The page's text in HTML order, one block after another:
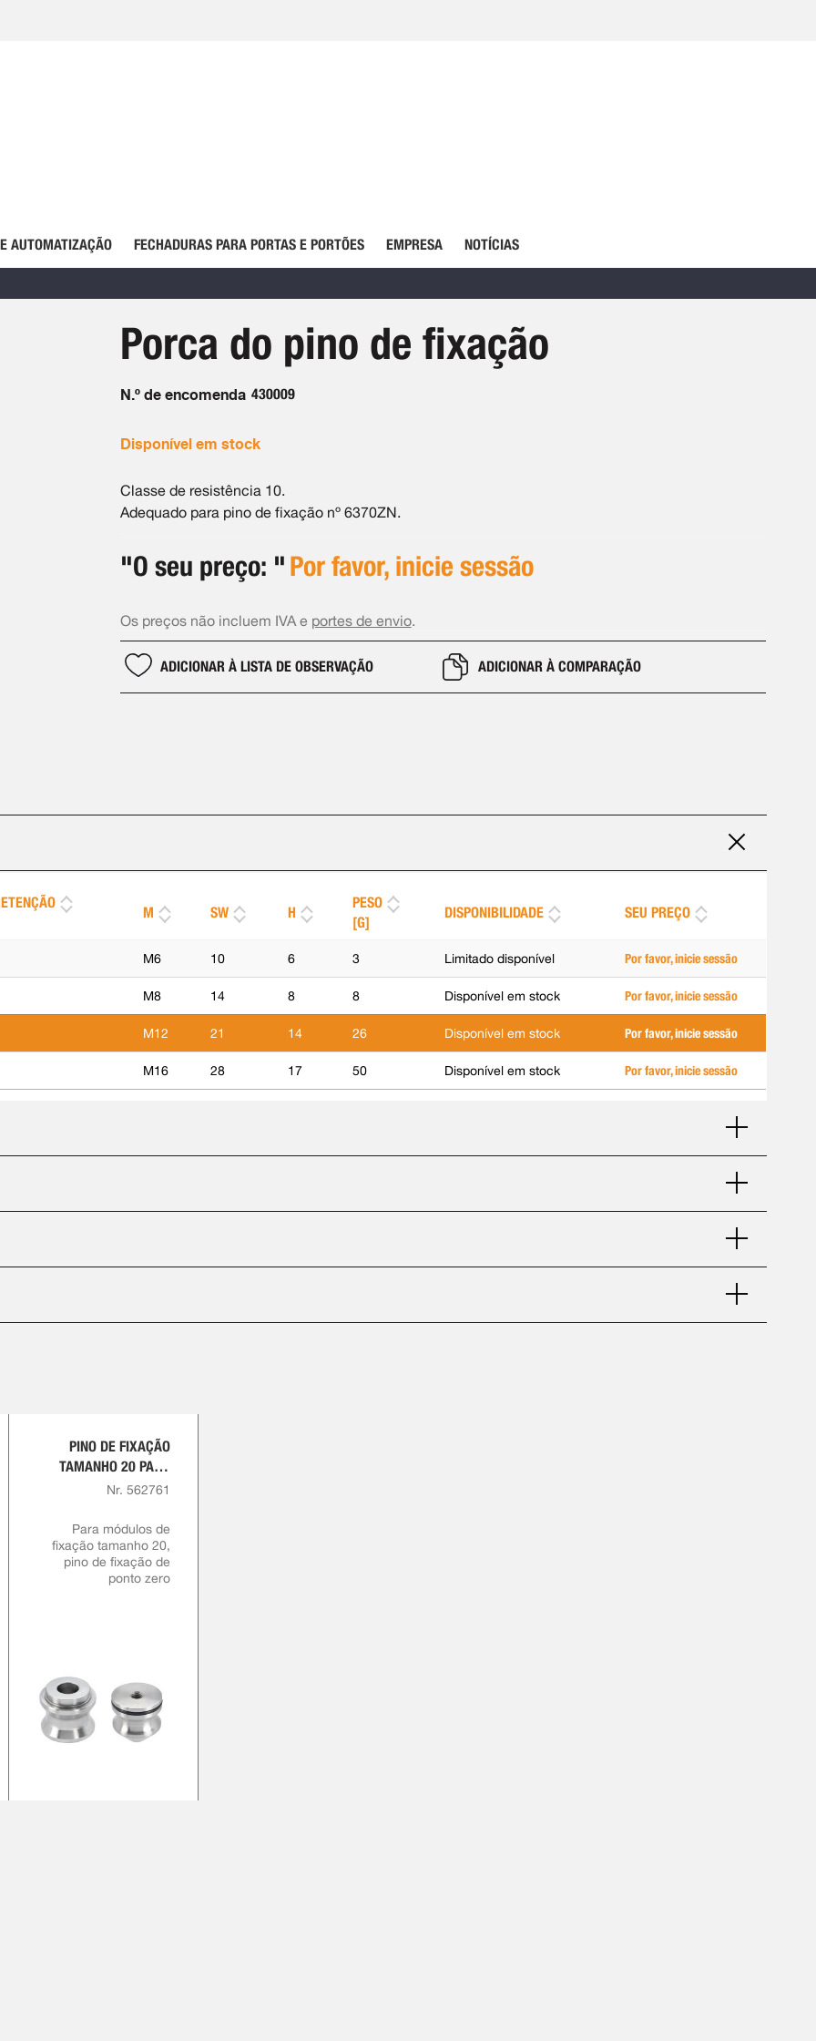
AUTOMATIZAÇÃO FECHADURAS PARA PORTAS E PORTÕES EMPRESA NOTÍCIAS
Porca do pino de fixação
N.º de encomenda 430009
Disponível em stock
Classe de resistência 10.
Adequado para pino de fixação nº 6370ZN.
"O seu preço: "Por favor, inicie sessão
Os preços não incluem IVA e portes de envio.
ADICIONAR À LISTA DE OBSERVAÇÃO ADICIONAR À COMPARAÇÃO
M SW H
PESO
[G]
DISPONIBILIDADE SEU PREÇO
M6 10 6 3 Limitado disponível Por favor, inicie sessão
M8 14 8 8 Disponível em stock Por favor, inicie sessão
M12 21 14 26 Disponível em stock Por favor, inicie sessão
M16 28 17 50 Disponível em stock Por favor, inicie sessão
PINO DE FIXAÇÃO
TAMANHO 20 PARA
PARAFUSO
COM COLAR REDUZIDO
Nr. 562761
Para módulos de
fixação tamanho 20,
pino de fixação de
ponto zero